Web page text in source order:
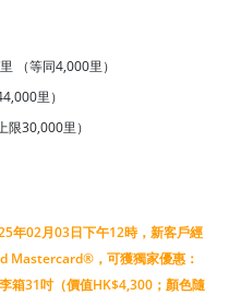
（等同4,000里）
里）
30,000里）
年02月03日下午12時，新客戶經
Mastercard®，可獲獨家優惠：
箱31吋（價值HK$4,300；顏色隨